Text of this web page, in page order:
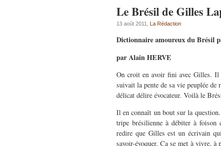
Le Brésil de Gilles
13 août 2011, La Rédaction
Dictionnaire amoureux du Brésil
par Alain HERVE
On croit en avoir fini avec Gilles. Il
suivait la pente de sa vie peuplée de
délicat délire évocateur. Voilà le
Il en connaît un bout sur la
tripe brésilienne à débiter à
redire que Gilles est un écrivain
savoir-évoquer. Ca se met à vivre, à